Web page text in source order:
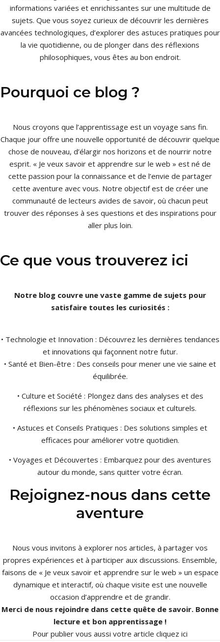
informations variées et enrichissantes sur une multitude de
sujets. Que vous soyez curieux de découvrir les dernières
avancées technologiques, d’explorer des astuces pratiques pour
la vie quotidienne, ou de plonger dans des réflexions
philosophiques, vous êtes au bon endroit.
Pourquoi ce blog ?
Nous croyons que l’apprentissage est un voyage sans fin.
Chaque jour offre une nouvelle opportunité de découvrir quelque
chose de nouveau, d’élargir nos horizons et de nourrir notre
esprit. « Je veux savoir et apprendre sur le web » est né de
cette passion pour la connaissance et de l’envie de partager
cette aventure avec vous. Notre objectif est de créer une
communauté de lecteurs avides de savoir, où chacun peut
trouver des réponses à ses questions et des inspirations pour
aller plus loin.
Ce que vous trouverez ici
Notre blog couvre une vaste gamme de sujets pour
satisfaire toutes les curiosités :
• Technologie et Innovation : Découvrez les dernières tendances
et innovations qui façonnent notre futur.
• Santé et Bien-être : Des conseils pour mener une vie saine et
équilibrée.
• Culture et Société : Plongez dans des analyses et des
réflexions sur les phénomènes sociaux et culturels.
• Astuces et Conseils Pratiques : Des solutions simples et
efficaces pour améliorer votre quotidien.
• Voyages et Découvertes : Embarquez pour des aventures
autour du monde, sans quitter votre écran.
Rejoignez-nous dans cette
aventure
Nous vous invitons à explorer nos articles, à partager vos
propres expériences et à participer aux discussions. Ensemble,
faisons de « Je veux savoir et apprendre sur le web » un espace
dynamique et interactif, où chaque visite est une nouvelle
occasion d’apprendre et de grandir.
Merci de nous rejoindre dans cette quête de savoir. Bonne
lecture et bon apprentissage !
Pour publier vous aussi votre article cliquez ici